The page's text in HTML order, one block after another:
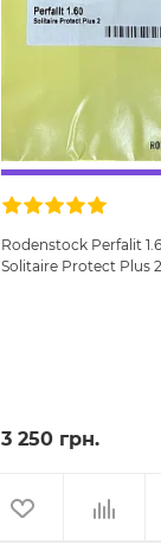
Rodenstock Perfalit
Solitaire Protect Plus 2
3 250 грн.